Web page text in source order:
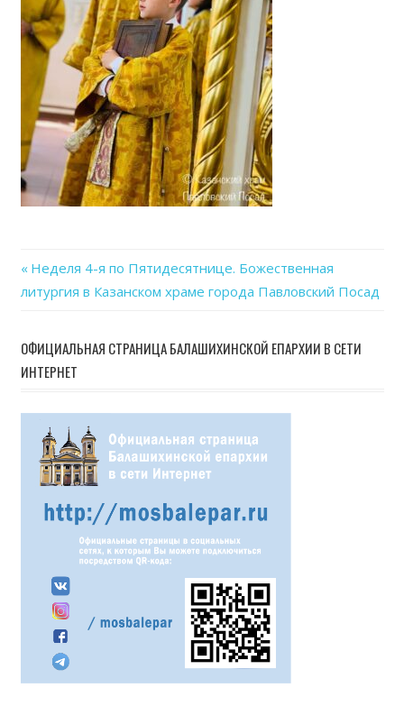
Навигация
записям
Previous
Post:
Неделя 4-я по Пятидесятнице. Божественная
литургия в Казанском храме города Павловский Посад
ОФИЦИАЛЬНАЯ СТРАНИЦА БАЛАШИХИНСКОЙ ЕПАРХИИ В СЕТИ
ИНТЕРНЕТ